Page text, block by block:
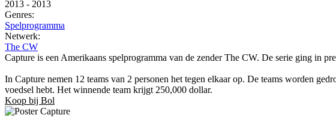
2013 - 2013
Genres:
Spelprogramma
Netwerk:
The CW
Capture is een Amerikaans spelprogramma van de zender The CW. De serie ging in
In Capture nemen 12 teams van 2 personen het tegen elkaar op. De teams worden
voedsel hebt. Het winnende team krijgt 250,000 dollar.
Koop bij Bol